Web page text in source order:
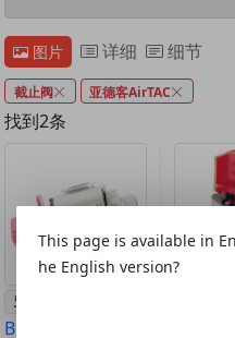
图片 详细 细节
截止阀 亚德客AirTAC
找到2条
亚德客AirTAC
B52-GZ 禁铜截止
This page is available in
he English version?